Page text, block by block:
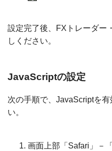
設定完了後、FXトレーダー
しください。
JavaScriptの設定
次の手順で、JavaScriptを
い。
画面上部「Safari」－